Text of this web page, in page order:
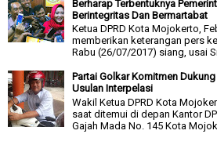
Berharap Terbentuknya
Berintegritas Dan Bermartabat
Ketua DPRD Kota Mojokerto,
memberikan keterangan pers
Rabu (26/07/2017) siang, usai
Partai Golkar Komitmen
Usulan Interpelasi
Wakil Ketua DPRD Kota
saat ditemui di depan Kantor
Gajah Mada No. 145 Kota